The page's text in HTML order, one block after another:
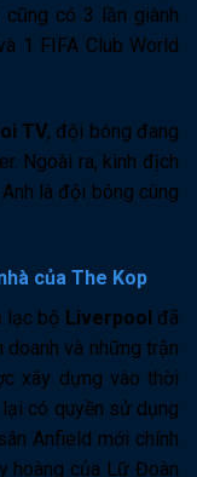
cũng có 3 lần giành
1 FIFA Club World
TV, đội bóng đang
Ngoài ra, kình địch
là đội bóng cùng
của The Kop
lạc bộ Liverpool đã
và những trận
xây dựng vào thời
có quyền sử dụng
Anfield mới chính
hoàng của Lữ Đoàn